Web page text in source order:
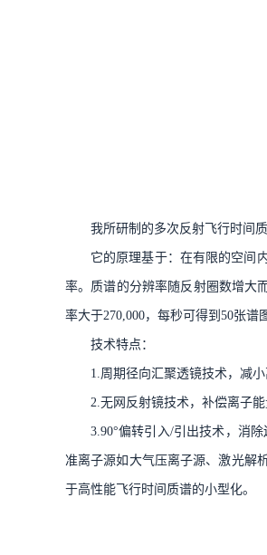
我所研制的多次反射飞行时间
它的原理基于：在有限的空间
率。质谱的分辨率随反射圈数增大
率大于270,000，每秒可得到50张谱
技术特点：
1.周期径向汇聚透镜技术，减
2.无网反射镜技术，补偿离子
3.90°偏转引入/引出技术，消
准离子源如大气压离子源、激光解
于高性能飞行时间质谱的小型化。